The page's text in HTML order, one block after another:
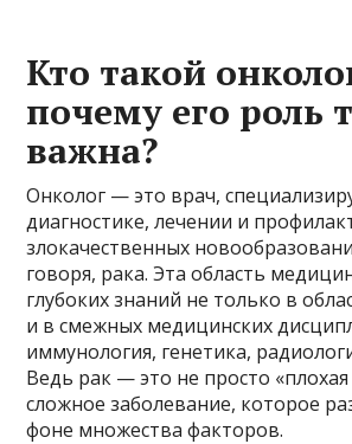
Кто такой
почему его роль
важна?
Онколог — это врач,
диагностике, лечении и
злокачественных
говоря, рака. Эта область
глубоких знаний не только в
и в смежных медицинских
иммунология, генетика,
Ведь рак — это не просто «плохая
сложное заболевание, которое
фоне множества факторов.